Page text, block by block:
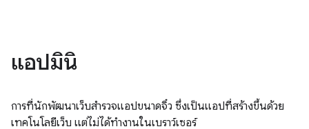
แอปมินิ
การที่นักพัฒนาเว็บสำรวจแอปขนาดจิ๋ว ซึ่งเป็นแอปที่สร้างขึ้นด้วย
เทคโนโลยีเว็บ แต่ไม่ได้ทำงานในเบราว์เซอร์